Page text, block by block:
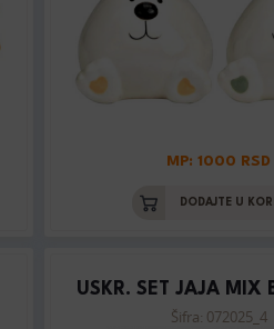
MP: 1000 RSD
DODAJTE U
USKR. SET JAJA MIX
Šifra: 072025_4